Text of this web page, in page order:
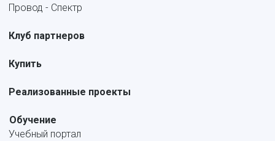
Провод - Спектр
Клуб партнеров
Купить
Реализованные проекты
Обучение
Учебный портал